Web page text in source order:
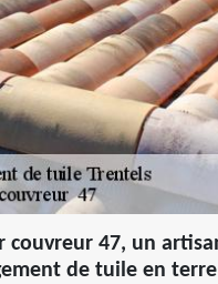
couvreur 47, un
de tuile en